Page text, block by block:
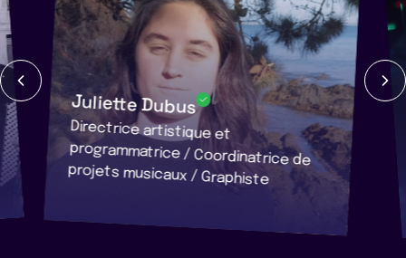
Juliette Dubus
Directrice artistique et
programmatrice / Coordinatrice de
projets musicaux / Graphiste